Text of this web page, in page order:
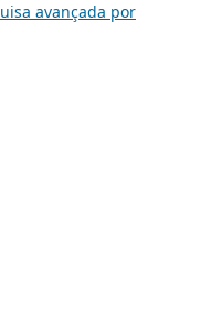
avançada por